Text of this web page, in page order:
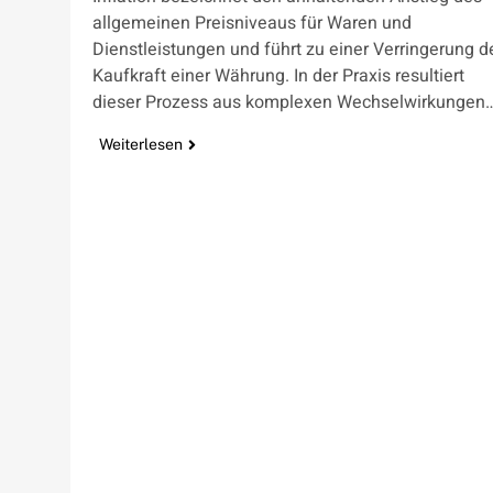
allgemeinen Preisniveaus für Waren und
Dienstleistungen und führt zu einer Verringerung
Kaufkraft einer Währung. In der Praxis resultiert
dieser Prozess aus komplexen
Weiterlesen